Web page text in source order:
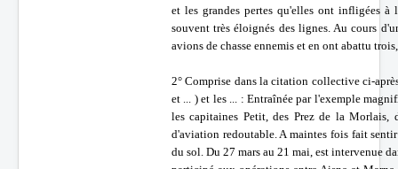
et les grandes pertes qu'elles ont infligées
souvent très éloignés des lignes. Au cours
avions de chasse ennemis et en ont abattu
2° Comprise dans la citation collective ci-
et ... ) et les ... : Entraînée par l'exemple
les capitaines Petit, des Prez de la Morlais,
d'aviation redoutable. A maintes fois fait
du sol. Du 27 mars au 21 mai, est intervenue